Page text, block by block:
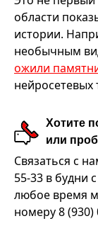
области
истории.
необычным
ожили
нейросетевых
Хотите
или
Связаться с
55-33 в будни
любое время
номеру 8 (930)